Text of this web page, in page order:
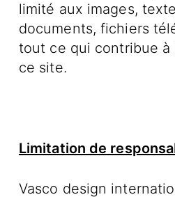
limité aux images,
documents, fichiers
tout ce qui contribue à
ce site.
Limitation de
Vasco design